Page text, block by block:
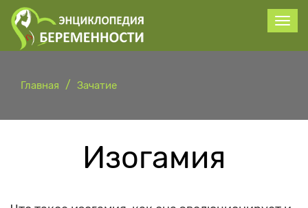
Главная Зачатие
Изогамия